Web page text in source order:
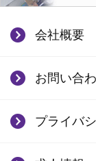
会社概要
お問い合
プライバ